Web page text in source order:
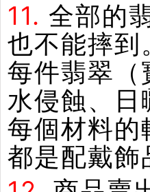
11. 全部的
也不能摔到
每件翡翠（
水侵蝕、日
每個材料的
都是配戴飾